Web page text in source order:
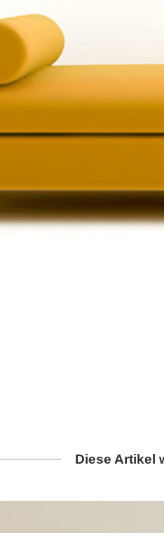
Diese Artikel